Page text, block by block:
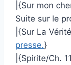
|{Sur mon
Suite sur le
|{Sur La
presse.}
|{Spirite/Ch.